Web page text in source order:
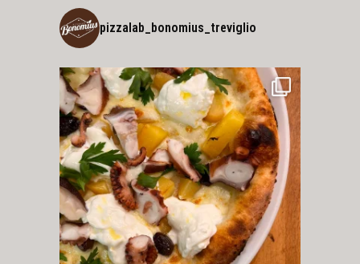
pizzalab_bonomius_treviglio